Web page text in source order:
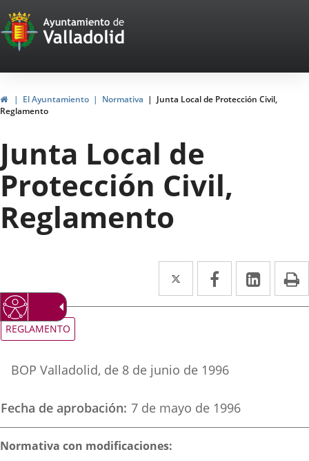
Portal
Web
del
Ayuntamiento
de
Valladolid
InicioEl Ayuntamiento Normativa
Junta Local de Protección Civil,
Reglamento
Junta Local de
Protección Civil,
Reglamento
Twitter
Enlace
a
externa.
Facebook
Enlace
a
externa.
Enlace
a
Tipo
de
REGLAMENTO
boletin
BOP Valladolid, de 8 de junio de 1996
Fecha de aprobación 7 de mayo de 1996
Descripción
Normativa con modificaciones: